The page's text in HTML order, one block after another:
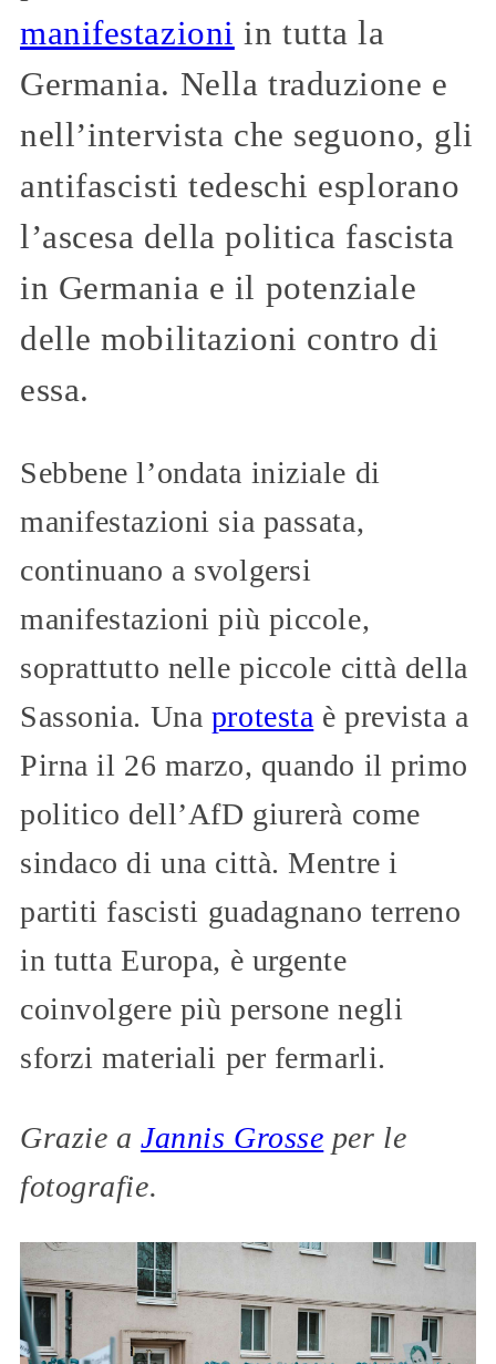
manifestazioni in tutta la
Germania. Nella traduzione e
nell’intervista che seguono, gli
antifascisti tedeschi esplorano
l’ascesa della politica fascista
in Germania e il potenziale
delle mobilitazioni contro di
essa.
Sebbene l’ondata iniziale di
manifestazioni sia passata,
continuano a svolgersi
manifestazioni più piccole,
soprattutto nelle piccole città della
Sassonia. Una protesta è prevista a
Pirna il 26 marzo, quando il primo
politico dell’AfD giurerà come
sindaco di una città. Mentre i
partiti fascisti guadagnano terreno
in tutta Europa, è urgente
coinvolgere più persone negli
sforzi materiali per fermarli.
Grazie aJannis Grosse per le
fotografie.